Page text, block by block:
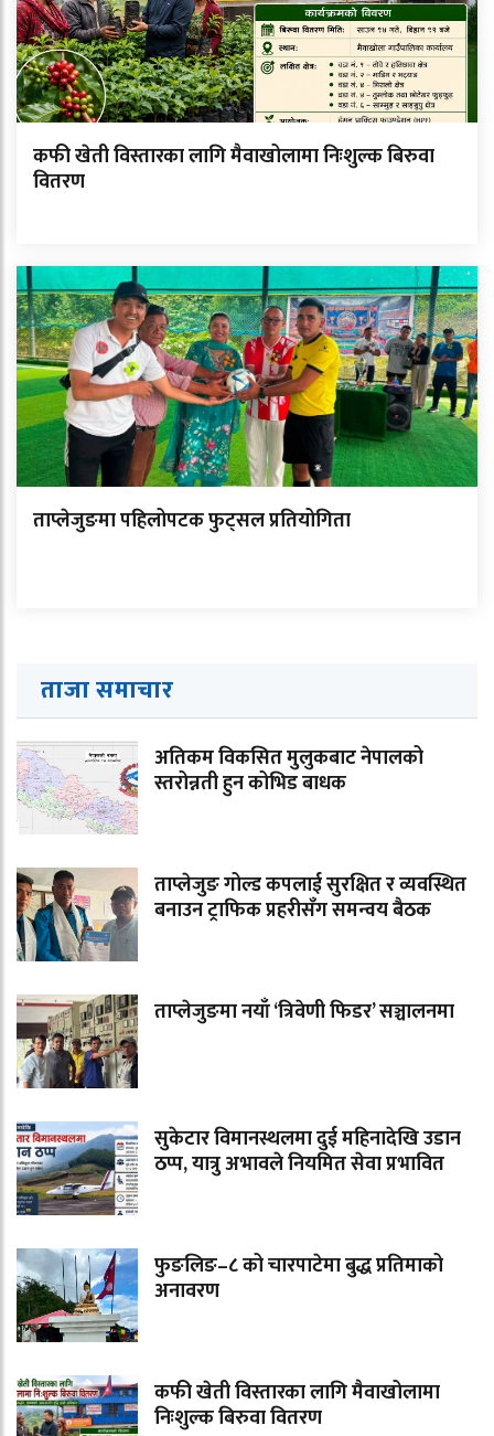
कफी खेती विस्तारका लागि मैवाखोलामा निःशुल्क बिरुवा
वितरण
ताप्लेजुङमा पहिलोपटक फुट्सल प्रतियोगिता
ताजा समाचार
अतिकम विकसित मुलुकबाट नेपालको
स्तरोन्नती हुन कोभिड बाधक
ताप्लेजुङ गोल्ड कपलाई सुरक्षित र व्यवस्थित
बनाउन ट्राफिक प्रहरीसँग समन्वय बैठक
ताप्लेजुङमा नयाँ ‘त्रिवेणी फिडर’ सञ्चालनमा
सुकेटार विमानस्थलमा दुई महिनादेखि उडान
ठप्प, यात्रु अभावले नियमित सेवा प्रभावित
फुङलिङ–८ को चारपाटेमा बुद्ध प्रतिमाको
अनावरण
कफी खेती विस्तारका लागि मैवाखोलामा
निःशुल्क बिरुवा वितरण